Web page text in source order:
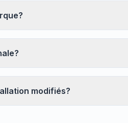
modifiés?